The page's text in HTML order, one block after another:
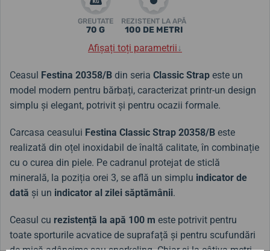
GREUTATE
70 G
REZISTENT LA APĂ
100 DE METRI
Afișați toți parametrii↓
Ceasul Festina 20358/B din seria Classic Strap este un
model modern pentru bărbați, caracterizat printr-un design
simplu și elegant, potrivit și pentru ocazii formale.
Carcasa ceasului Festina Classic Strap 20358/B este
realizată din oțel inoxidabil de înaltă calitate, în combinație
cu o curea din piele. Pe cadranul protejat de sticlă
minerală, la poziția orei 3, se află un simplu indicator de
dată și un indicator al zilei săptămânii.
Ceasul cu rezistență la apă 100 m este potrivit pentru
toate sporturile acvatice de suprafață și pentru scufundări